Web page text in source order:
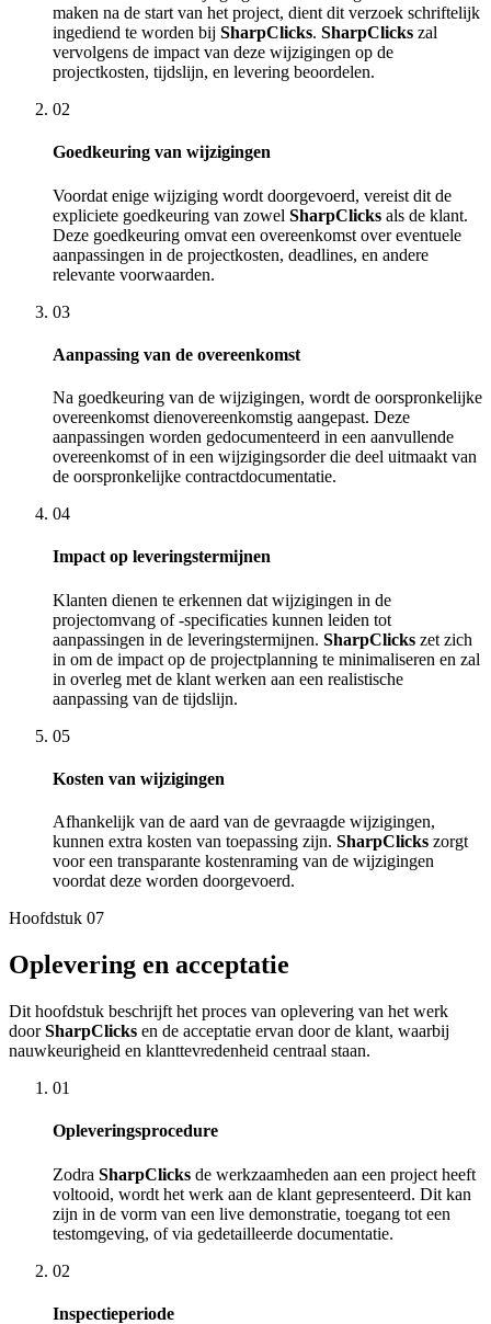
maken na de start van het project, dient dit verzoek schriftelijk
ingediend te worden bij SharpClicks. SharpClicks zal
vervolgens de impact van deze wijzigingen op de
projectkosten, tijdslijn, en levering beoordelen.
02
Goedkeuring van wijzigingen
Voordat enige wijziging wordt doorgevoerd, vereist dit de
expliciete goedkeuring van zowel SharpClicks als de klant.
Deze goedkeuring omvat een overeenkomst over eventuele
aanpassingen in de projectkosten, deadlines, en andere
relevante voorwaarden.
03
Aanpassing van de overeenkomst
Na goedkeuring van de wijzigingen, wordt de oorspronkelijke
overeenkomst dienovereenkomstig aangepast. Deze
aanpassingen worden gedocumenteerd in een aanvullende
overeenkomst of in een wijzigingsorder die deel uitmaakt van
de oorspronkelijke contractdocumentatie.
04
Impact op leveringstermijnen
Klanten dienen te erkennen dat wijzigingen in de
projectomvang of -specificaties kunnen leiden tot
aanpassingen in de leveringstermijnen. SharpClicks zet zich
in om de impact op de projectplanning te minimaliseren en zal
in overleg met de klant werken aan een realistische
aanpassing van de tijdslijn.
05
Kosten van wijzigingen
Afhankelijk van de aard van de gevraagde wijzigingen,
kunnen extra kosten van toepassing zijn. SharpClicks zorgt
voor een transparante kostenraming van de wijzigingen
voordat deze worden doorgevoerd.
Hoofdstuk 07
Oplevering en acceptatie
Dit hoofdstuk beschrijft het proces van oplevering van het werk
doorSharpClicks en de acceptatie ervan door de klant, waarbij
nauwkeurigheid en klanttevredenheid centraal staan.
01
Opleveringsprocedure
Zodra SharpClicks de werkzaamheden aan een project heeft
voltooid, wordt het werk aan de klant gepresenteerd. Dit kan
zijn in de vorm van een live demonstratie, toegang tot een
testomgeving, of via gedetailleerde documentatie.
02
Inspectieperiode